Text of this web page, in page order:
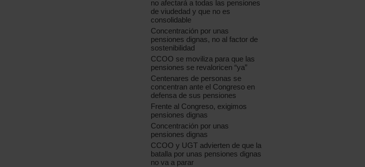
no afectará a todas las pensiones
de viudedad y que no es
consolidable
Concentración por unas
pensiones dignas, no al factor de
sostenibilidad
CCOO se moviliza para que las
pensiones se revaloricen “ya”
Centenares de personas se
concentran ante el Congreso en
defensa de sus pensiones
Frente al Congreso, exigimos
pensiones dignas
Concentración por unas
pensiones dignas
CCOO y UGT advierten de que la
batalla por unas pensiones dignas
no va a parar